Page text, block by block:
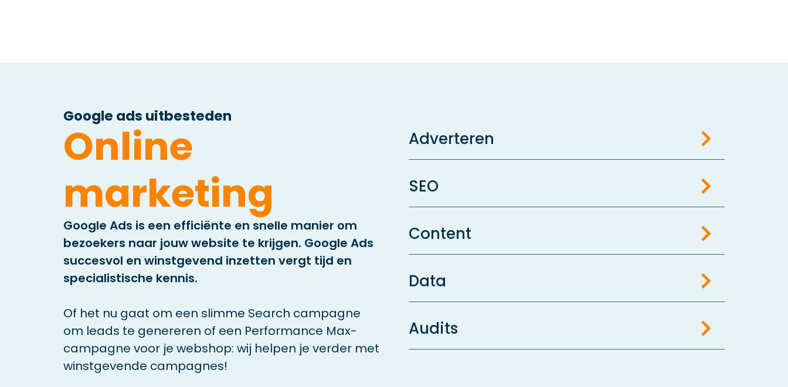
Google ads uitbesteden
Online
marketing
Google Ads is een efficiënte en snelle manier om
bezoekers naar jouw website te krijgen. Google Ads
succesvol en winstgevend inzetten vergt tijd en
specialistische kennis.
Of het nu gaat om een slimme Search campagne
om leads te genereren of een Performance Max-
campagne voor je webshop: wij helpen je verder met
winstgevende campagnes!
Adverteren
SEO
Content
Data
Audits